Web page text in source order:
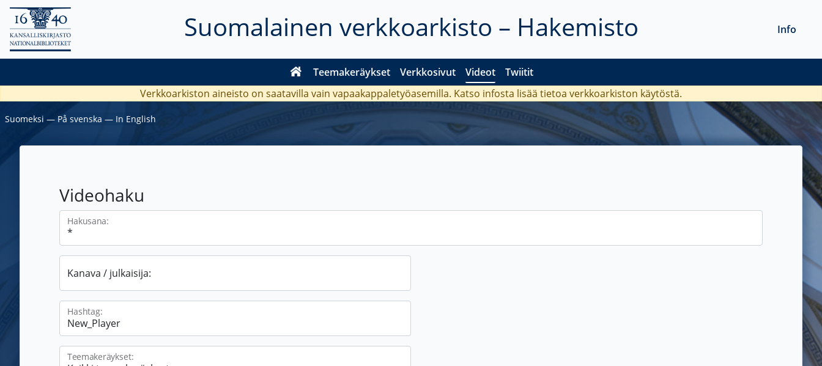
Suomalainen verkkoarkisto – Hakemisto
Teemakeräykset Verkkosivut Videot Twiitit
Info
Verkkoarkiston aineisto on saatavilla vain vapaakappaletyöasemilla. Katso infosta lisää tietoa verkkoarkiston käytöstä.
Suomeksi ― På svenska ― In English
Videohaku
Hakusana:
Kanava / julkaisija:
Hashtag:
Teemakeräykset: